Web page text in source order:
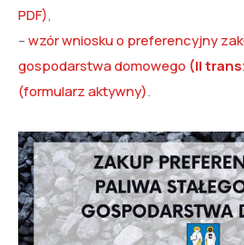
PDF),
–wzór wniosku o preferencyjny
gospodarstwa domowego (II
(formularz aktywny).